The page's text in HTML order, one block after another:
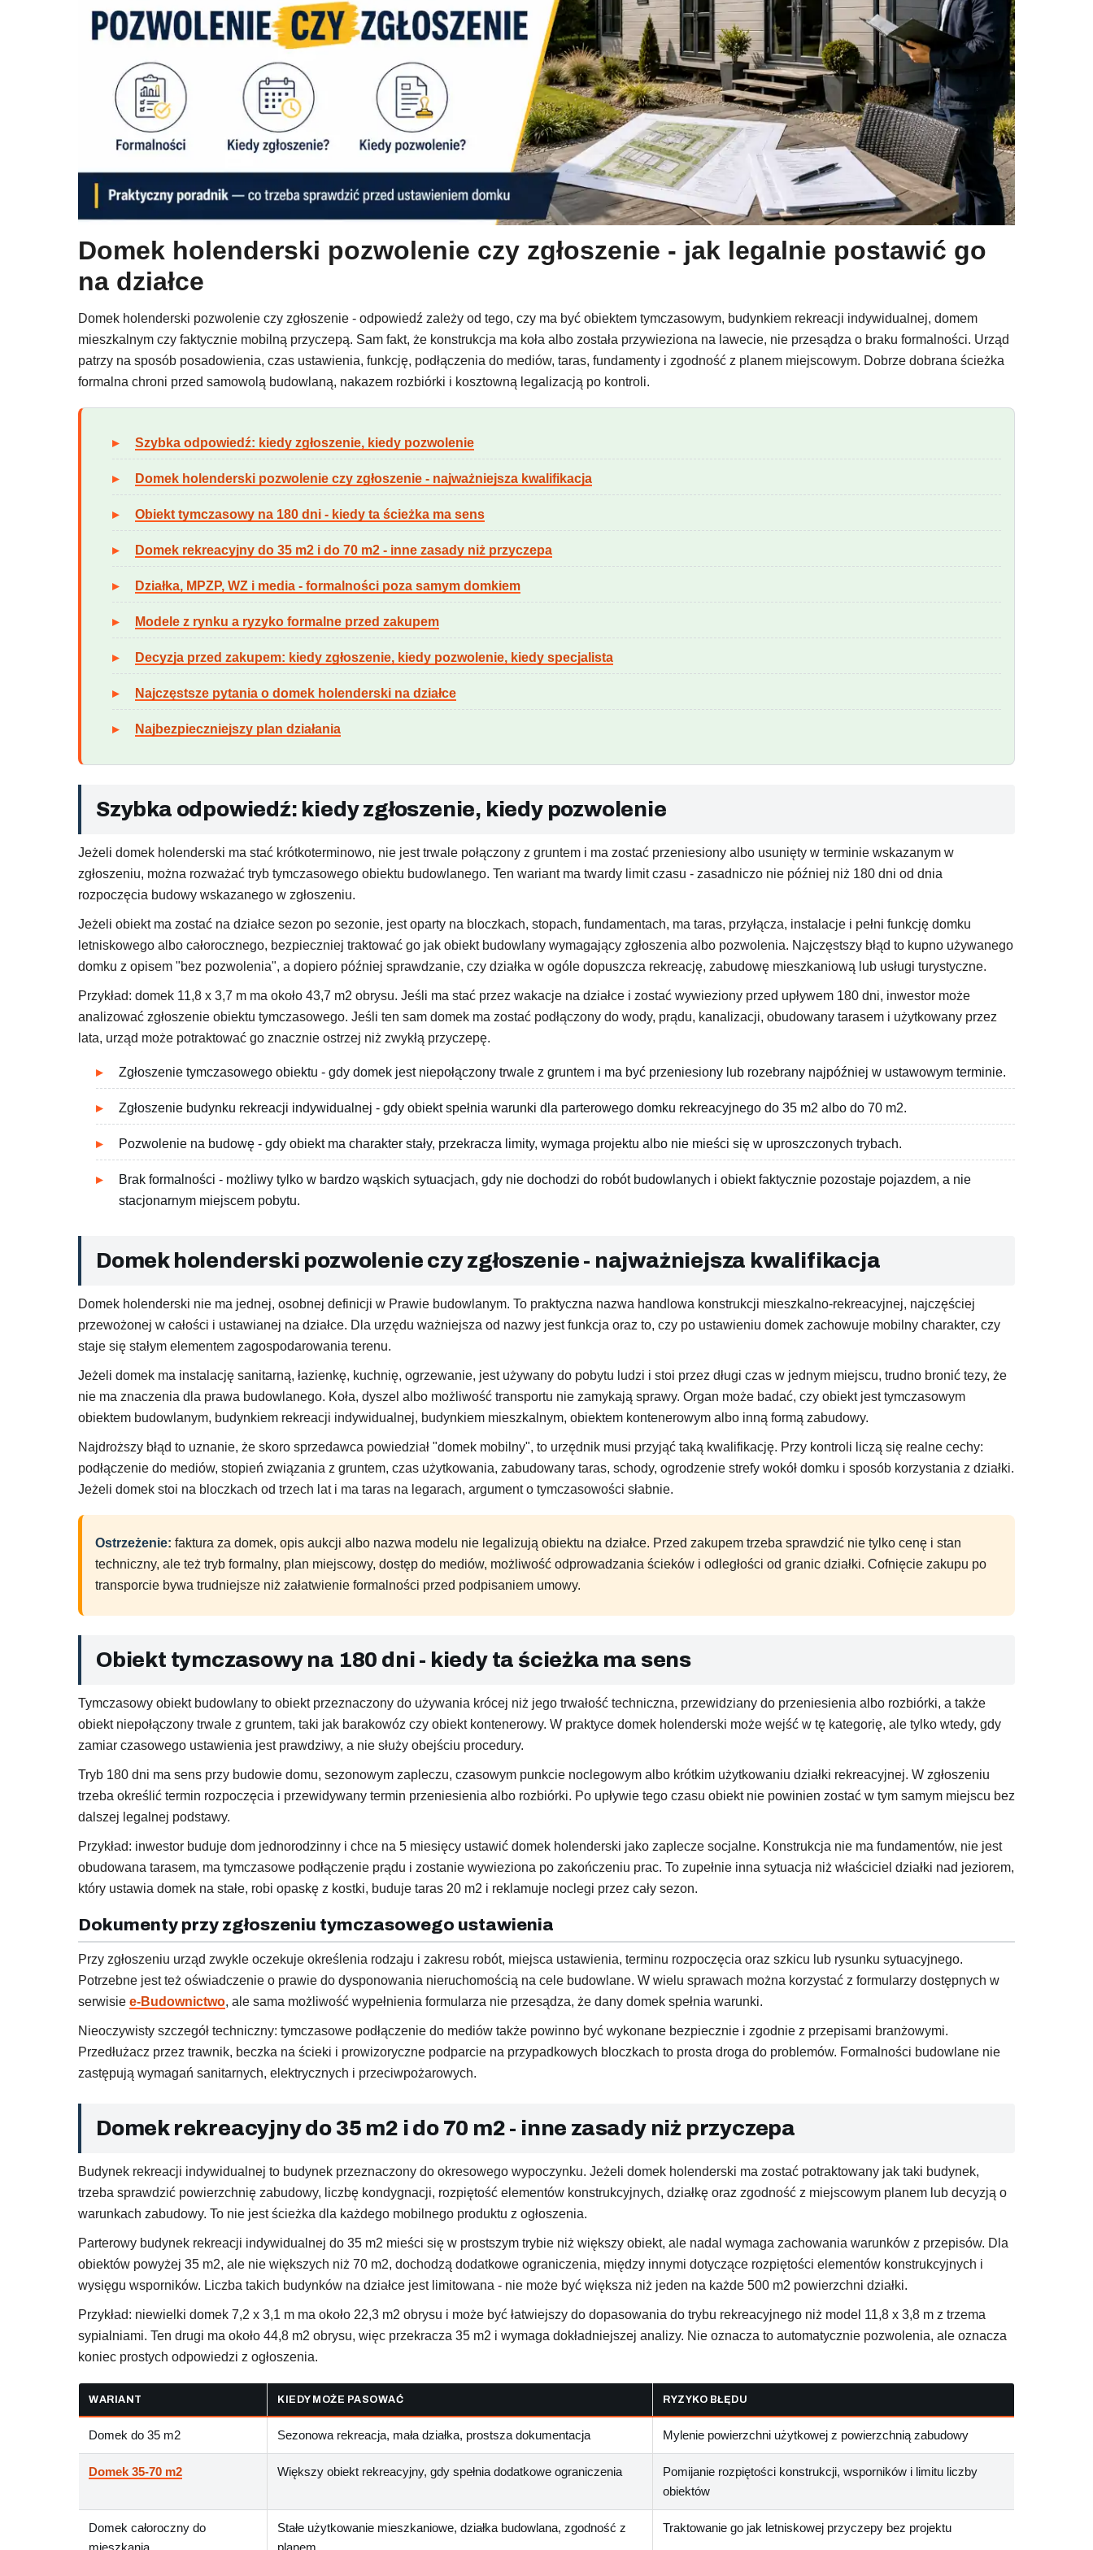
Domek holenderski pozwolenie czy zgłoszenie - jak legalnie postawić go
na działce
Domek holenderski pozwolenie czy zgłoszenie - odpowiedź zależy od tego, czy ma być obiektem tymczasowym, budynkiem rekreacji indywidualnej, domem
mieszkalnym czy faktycznie mobilną przyczepą. Sam fakt, że konstrukcja ma koła albo została przywieziona na lawecie, nie przesądza o braku formalności. Urząd
patrzy na sposób posadowienia, czas ustawienia, funkcję, podłączenia do mediów, taras, fundamenty i zgodność z planem miejscowym. Dobrze dobrana ścieżka
formalna chroni przed samowolą budowlaną, nakazem rozbiórki i kosztowną legalizacją po kontroli.
Szybka odpowiedź: kiedy zgłoszenie, kiedy pozwolenie
Domek holenderski pozwolenie czy zgłoszenie - najważniejsza kwalifikacja
Obiekt tymczasowy na 180 dni - kiedy ta ścieżka ma sens
Domek rekreacyjny do 35 m2 i do 70 m2 - inne zasady niż przyczepa
Działka, MPZP, WZ i media - formalności poza samym domkiem
Modele z rynku a ryzyko formalne przed zakupem
Decyzja przed zakupem: kiedy zgłoszenie, kiedy pozwolenie, kiedy specjalista
Najczęstsze pytania o domek holenderski na działce
Najbezpieczniejszy plan działania
Szybka odpowiedź: kiedy zgłoszenie, kiedy pozwolenie
Jeżeli domek holenderski ma stać krótkoterminowo, nie jest trwale połączony z gruntem i ma zostać przeniesiony albo usunięty w terminie wskazanym w
zgłoszeniu, można rozważać tryb tymczasowego obiektu budowlanego. Ten wariant ma twardy limit czasu - zasadniczo nie później niż 180 dni od dnia
rozpoczęcia budowy wskazanego w zgłoszeniu.
Jeżeli obiekt ma zostać na działce sezon po sezonie, jest oparty na bloczkach, stopach, fundamentach, ma taras, przyłącza, instalacje i pełni funkcję domku
letniskowego albo całorocznego, bezpieczniej traktować go jak obiekt budowlany wymagający zgłoszenia albo pozwolenia. Najczęstszy błąd to kupno używanego
domku z opisem "bez pozwolenia", a dopiero później sprawdzanie, czy działka w ogóle dopuszcza rekreację, zabudowę mieszkaniową lub usługi turystyczne.
Przykład: domek 11,8 x 3,7 m ma około 43,7 m2 obrysu. Jeśli ma stać przez wakacje na działce i zostać wywieziony przed upływem 180 dni, inwestor może
analizować zgłoszenie obiektu tymczasowego. Jeśli ten sam domek ma zostać podłączony do wody, prądu, kanalizacji, obudowany tarasem i użytkowany przez
lata, urząd może potraktować go znacznie ostrzej niż zwykłą przyczepę.
Zgłoszenie tymczasowego obiektu - gdy domek jest niepołączony trwale z gruntem i ma być przeniesiony lub rozebrany najpóźniej w ustawowym terminie.
Zgłoszenie budynku rekreacji indywidualnej - gdy obiekt spełnia warunki dla parterowego domku rekreacyjnego do 35 m2 albo do 70 m2.
Pozwolenie na budowę - gdy obiekt ma charakter stały, przekracza limity, wymaga projektu albo nie mieści się w uproszczonych trybach.
Brak formalności - możliwy tylko w bardzo wąskich sytuacjach, gdy nie dochodzi do robót budowlanych i obiekt faktycznie pozostaje pojazdem, a nie
stacjonarnym miejscem pobytu.
Domek holenderski pozwolenie czy zgłoszenie - najważniejsza kwalifikacja
Domek holenderski nie ma jednej, osobnej definicji w Prawie budowlanym. To praktyczna nazwa handlowa konstrukcji mieszkalno-rekreacyjnej, najczęściej
przewożonej w całości i ustawianej na działce. Dla urzędu ważniejsza od nazwy jest funkcja oraz to, czy po ustawieniu domek zachowuje mobilny charakter, czy
staje się stałym elementem zagospodarowania terenu.
Jeżeli domek ma instalację sanitarną, łazienkę, kuchnię, ogrzewanie, jest używany do pobytu ludzi i stoi przez długi czas w jednym miejscu, trudno bronić tezy, że
nie ma znaczenia dla prawa budowlanego. Koła, dyszel albo możliwość transportu nie zamykają sprawy. Organ może badać, czy obiekt jest tymczasowym
obiektem budowlanym, budynkiem rekreacji indywidualnej, budynkiem mieszkalnym, obiektem kontenerowym albo inną formą zabudowy.
Najdroższy błąd to uznanie, że skoro sprzedawca powiedział "domek mobilny", to urzędnik musi przyjąć taką kwalifikację. Przy kontroli liczą się realne cechy:
podłączenie do mediów, stopień związania z gruntem, czas użytkowania, zabudowany taras, schody, ogrodzenie strefy wokół domku i sposób korzystania z działki.
Jeżeli domek stoi na bloczkach od trzech lat i ma taras na legarach, argument o tymczasowości słabnie.
Ostrzeżenie: faktura za domek, opis aukcji albo nazwa modelu nie legalizują obiektu na działce. Przed zakupem trzeba sprawdzić nie tylko cenę i stan
techniczny, ale też tryb formalny, plan miejscowy, dostęp do mediów, możliwość odprowadzania ścieków i odległości od granic działki. Cofnięcie zakupu po
transporcie bywa trudniejsze niż załatwienie formalności przed podpisaniem umowy.
Obiekt tymczasowy na 180 dni - kiedy ta ścieżka ma sens
Tymczasowy obiekt budowlany to obiekt przeznaczony do używania krócej niż jego trwałość techniczna, przewidziany do przeniesienia albo rozbiórki, a także
obiekt niepołączony trwale z gruntem, taki jak barakowóz czy obiekt kontenerowy. W praktyce domek holenderski może wejść w tę kategorię, ale tylko wtedy, gdy
zamiar czasowego ustawienia jest prawdziwy, a nie służy obejściu procedury.
Tryb 180 dni ma sens przy budowie domu, sezonowym zapleczu, czasowym punkcie noclegowym albo krótkim użytkowaniu działki rekreacyjnej. W zgłoszeniu
trzeba określić termin rozpoczęcia i przewidywany termin przeniesienia albo rozbiórki. Po upływie tego czasu obiekt nie powinien zostać w tym samym miejscu bez
dalszej legalnej podstawy.
Przykład: inwestor buduje dom jednorodzinny i chce na 5 miesięcy ustawić domek holenderski jako zaplecze socjalne. Konstrukcja nie ma fundamentów, nie jest
obudowana tarasem, ma tymczasowe podłączenie prądu i zostanie wywieziona po zakończeniu prac. To zupełnie inna sytuacja niż właściciel działki nad jeziorem,
który ustawia domek na stałe, robi opaskę z kostki, buduje taras 20 m2 i reklamuje noclegi przez cały sezon.
Dokumenty przy zgłoszeniu tymczasowego ustawienia
Przy zgłoszeniu urząd zwykle oczekuje określenia rodzaju i zakresu robót, miejsca ustawienia, terminu rozpoczęcia oraz szkicu lub rysunku sytuacyjnego.
Potrzebne jest też oświadczenie o prawie do dysponowania nieruchomością na cele budowlane. W wielu sprawach można korzystać z formularzy dostępnych w
serwisie e-Budownictwo, ale sama możliwość wypełnienia formularza nie przesądza, że dany domek spełnia warunki.
Nieoczywisty szczegół techniczny: tymczasowe podłączenie do mediów także powinno być wykonane bezpiecznie i zgodnie z przepisami branżowymi.
Przedłużacz przez trawnik, beczka na ścieki i prowizoryczne podparcie na przypadkowych bloczkach to prosta droga do problemów. Formalności budowlane nie
zastępują wymagań sanitarnych, elektrycznych i przeciwpożarowych.
Domek rekreacyjny do 35 m2 i do 70 m2 - inne zasady niż przyczepa
Budynek rekreacji indywidualnej to budynek przeznaczony do okresowego wypoczynku. Jeżeli domek holenderski ma zostać potraktowany jak taki budynek,
trzeba sprawdzić powierzchnię zabudowy, liczbę kondygnacji, rozpiętość elementów konstrukcyjnych, działkę oraz zgodność z miejscowym planem lub decyzją o
warunkach zabudowy. To nie jest ścieżka dla każdego mobilnego produktu z ogłoszenia.
Parterowy budynek rekreacji indywidualnej do 35 m2 mieści się w prostszym trybie niż większy obiekt, ale nadal wymaga zachowania warunków z przepisów. Dla
obiektów powyżej 35 m2, ale nie większych niż 70 m2, dochodzą dodatkowe ograniczenia, między innymi dotyczące rozpiętości elementów konstrukcyjnych i
wysięgu wsporników. Liczba takich budynków na działce jest limitowana - nie może być większa niż jeden na każde 500 m2 powierzchni działki.
Przykład: niewielki domek 7,2 x 3,1 m ma około 22,3 m2 obrysu i może być łatwiejszy do dopasowania do trybu rekreacyjnego niż model 11,8 x 3,8 m z trzema
sypialniami. Ten drugi ma około 44,8 m2 obrysu, więc przekracza 35 m2 i wymaga dokładniejszej analizy. Nie oznacza to automatycznie pozwolenia, ale oznacza
koniec prostych odpowiedzi z ogłoszenia.
WARIANT KIEDY MOŻE PASOWAĆ RYZYKO BŁĘDU
Domek do 35 m2 Sezonowa rekreacja, mała działka, prostsza dokumentacja Mylenie powierzchni użytkowej z powierzchnią zabudowy
Domek 35-70 m2 Większy obiekt rekreacyjny, gdy spełnia dodatkowe ograniczenia
Pomijanie rozpiętości konstrukcji, wsporników i limitu liczby
obiektów
Domek całoroczny do
mieszkania
Stałe użytkowanie mieszkaniowe, działka budowlana, zgodność z
planem
Traktowanie go jak letniskowej przyczepy bez projektu